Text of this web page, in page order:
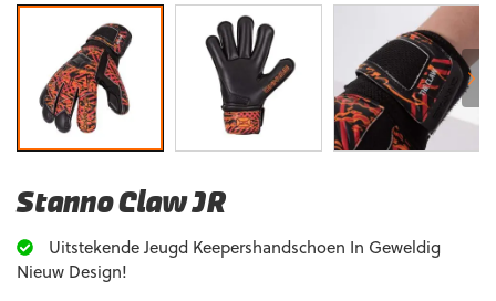
Stanno Claw JR
Uitstekende Jeugd Keepershandschoen In Geweldig
Nieuw Design!